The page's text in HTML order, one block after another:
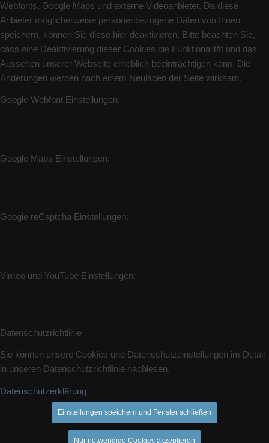
Webfonts, Google Maps und externe Videoanbieter. Da diese
Anbieter möglicherweise personenbezogene Daten von Ihnen
speichern, können Sie diese hier deaktivieren. Bitte beachten Sie,
dass eine Deaktivierung dieser Cookies die Funktionalität und das
Aussehen unserer Webseite erheblich beeinträchtigen kann. Die
Änderungen werden nach einem Neuladen der Seite wirksam.
Google Webfont Einstellungen:
Google Maps Einstellungen:
Google reCaptcha Einstellungen:
Vimeo und YouTube Einstellungen:
Datenschutzrichtlinie
Sie können unsere Cookies und Datenschutzeinstellungen im Detail
in unseren Datenschutzrichtlinie nachlesen.
Datenschutzerklärung
Einstellungen speichern und Fenster schließen
Nur notwendige Cookies akzeptieren